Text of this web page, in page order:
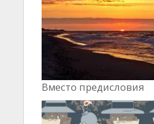
Вместо предисловия